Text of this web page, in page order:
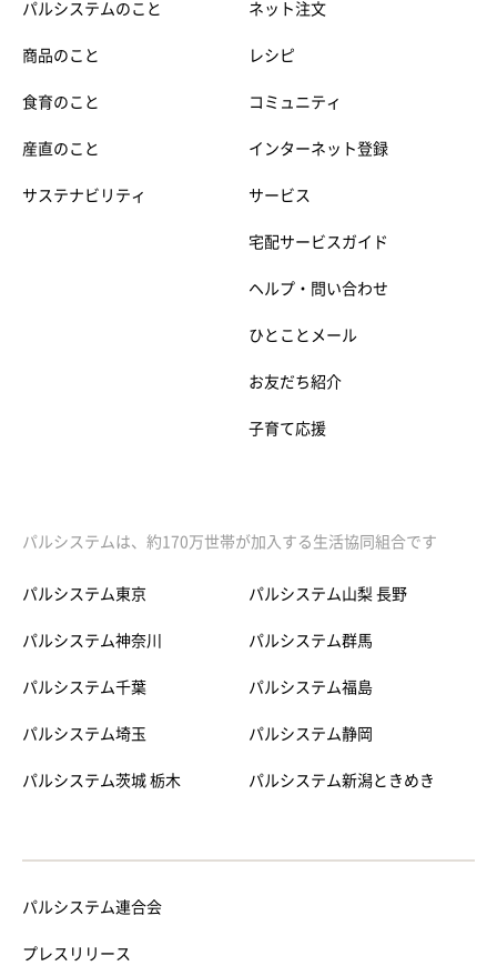
パルシステムのこと
商品のこと
食育のこと
産直のこと
サステナビリティ
ネット注文
レシピ
コミュニティ
インターネット登録
サービス
宅配サービスガイド
ヘルプ・問い合わせ
ひとことメール
お友だち紹介
子育て応援
パルシステムは、約170万世帯が加入する生活協同組合です
パルシステム東京
パルシステム神奈川
パルシステム千葉
パルシステム埼玉
パルシステム茨城 栃木
パルシステム山梨 長野
パルシステム群馬
パルシステム福島
パルシステム静岡
パルシステム新潟ときめき
パルシステム連合会
プレスリリース